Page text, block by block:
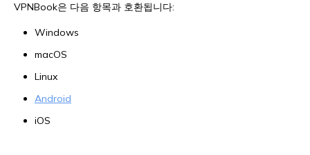
VPNBook은 다음 항목과 호환됩니다:
Windows
macOS
Linux
Android
iOS